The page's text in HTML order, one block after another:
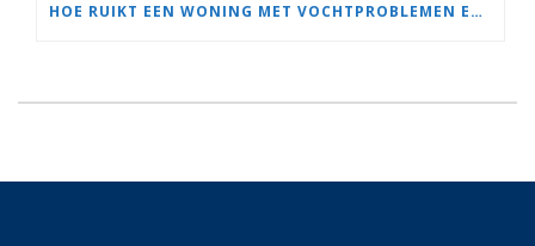
HOE RUIKT EEN WONING MET VOCHTPROBLEMEN EN WAT VERRAADT DE GEUR?